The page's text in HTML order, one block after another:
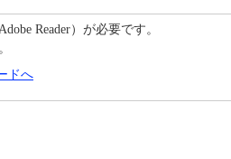
Reader）が必要です。
ドへ